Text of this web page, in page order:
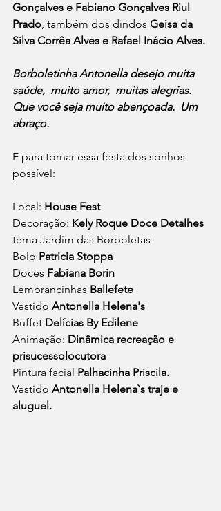
Gonçalves e Fabiano Gonçalves Riul
Prado, também dos dindos Geisa da
Silva Corrêa Alves e Rafael Inácio Alves.
Borboletinha Antonella desejo muita
saúde,  muito amor,  muitas alegrias.
Que você seja muito abençoada.  Um
abraço.
E para tornar essa festa dos sonhos
possível:
Local: House Fest
Decoração: Kely Roque Doce Detalhes
tema Jardim das Borboletas
Bolo Patricia Stoppa
Doces Fabiana Borin
Lembrancinhas Ballefete
Vestido Antonella Helena's
Buffet Delícias By Edilene
Animação: Dinâmica recreação e
prisucessolocutora
Pintura facial Palhacinha Priscila.
Vestido Antonella Helena`s traje e
aluguel.